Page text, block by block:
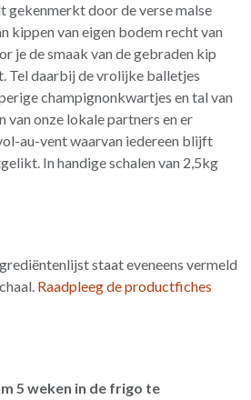
gekenmerkt door de verse malse
kippen van eigen bodem recht van
je de smaak van de gebraden kip
Tel daarbij de vrolijke balletjes
champignonkwartjes en tal van
van onze lokale partners en er
au-vent waarvan iedereen blijft
In handige schalen van 2,5kg
staat eveneens vermeld
Raadpleeg de productfiches
5 weken in de frigo te